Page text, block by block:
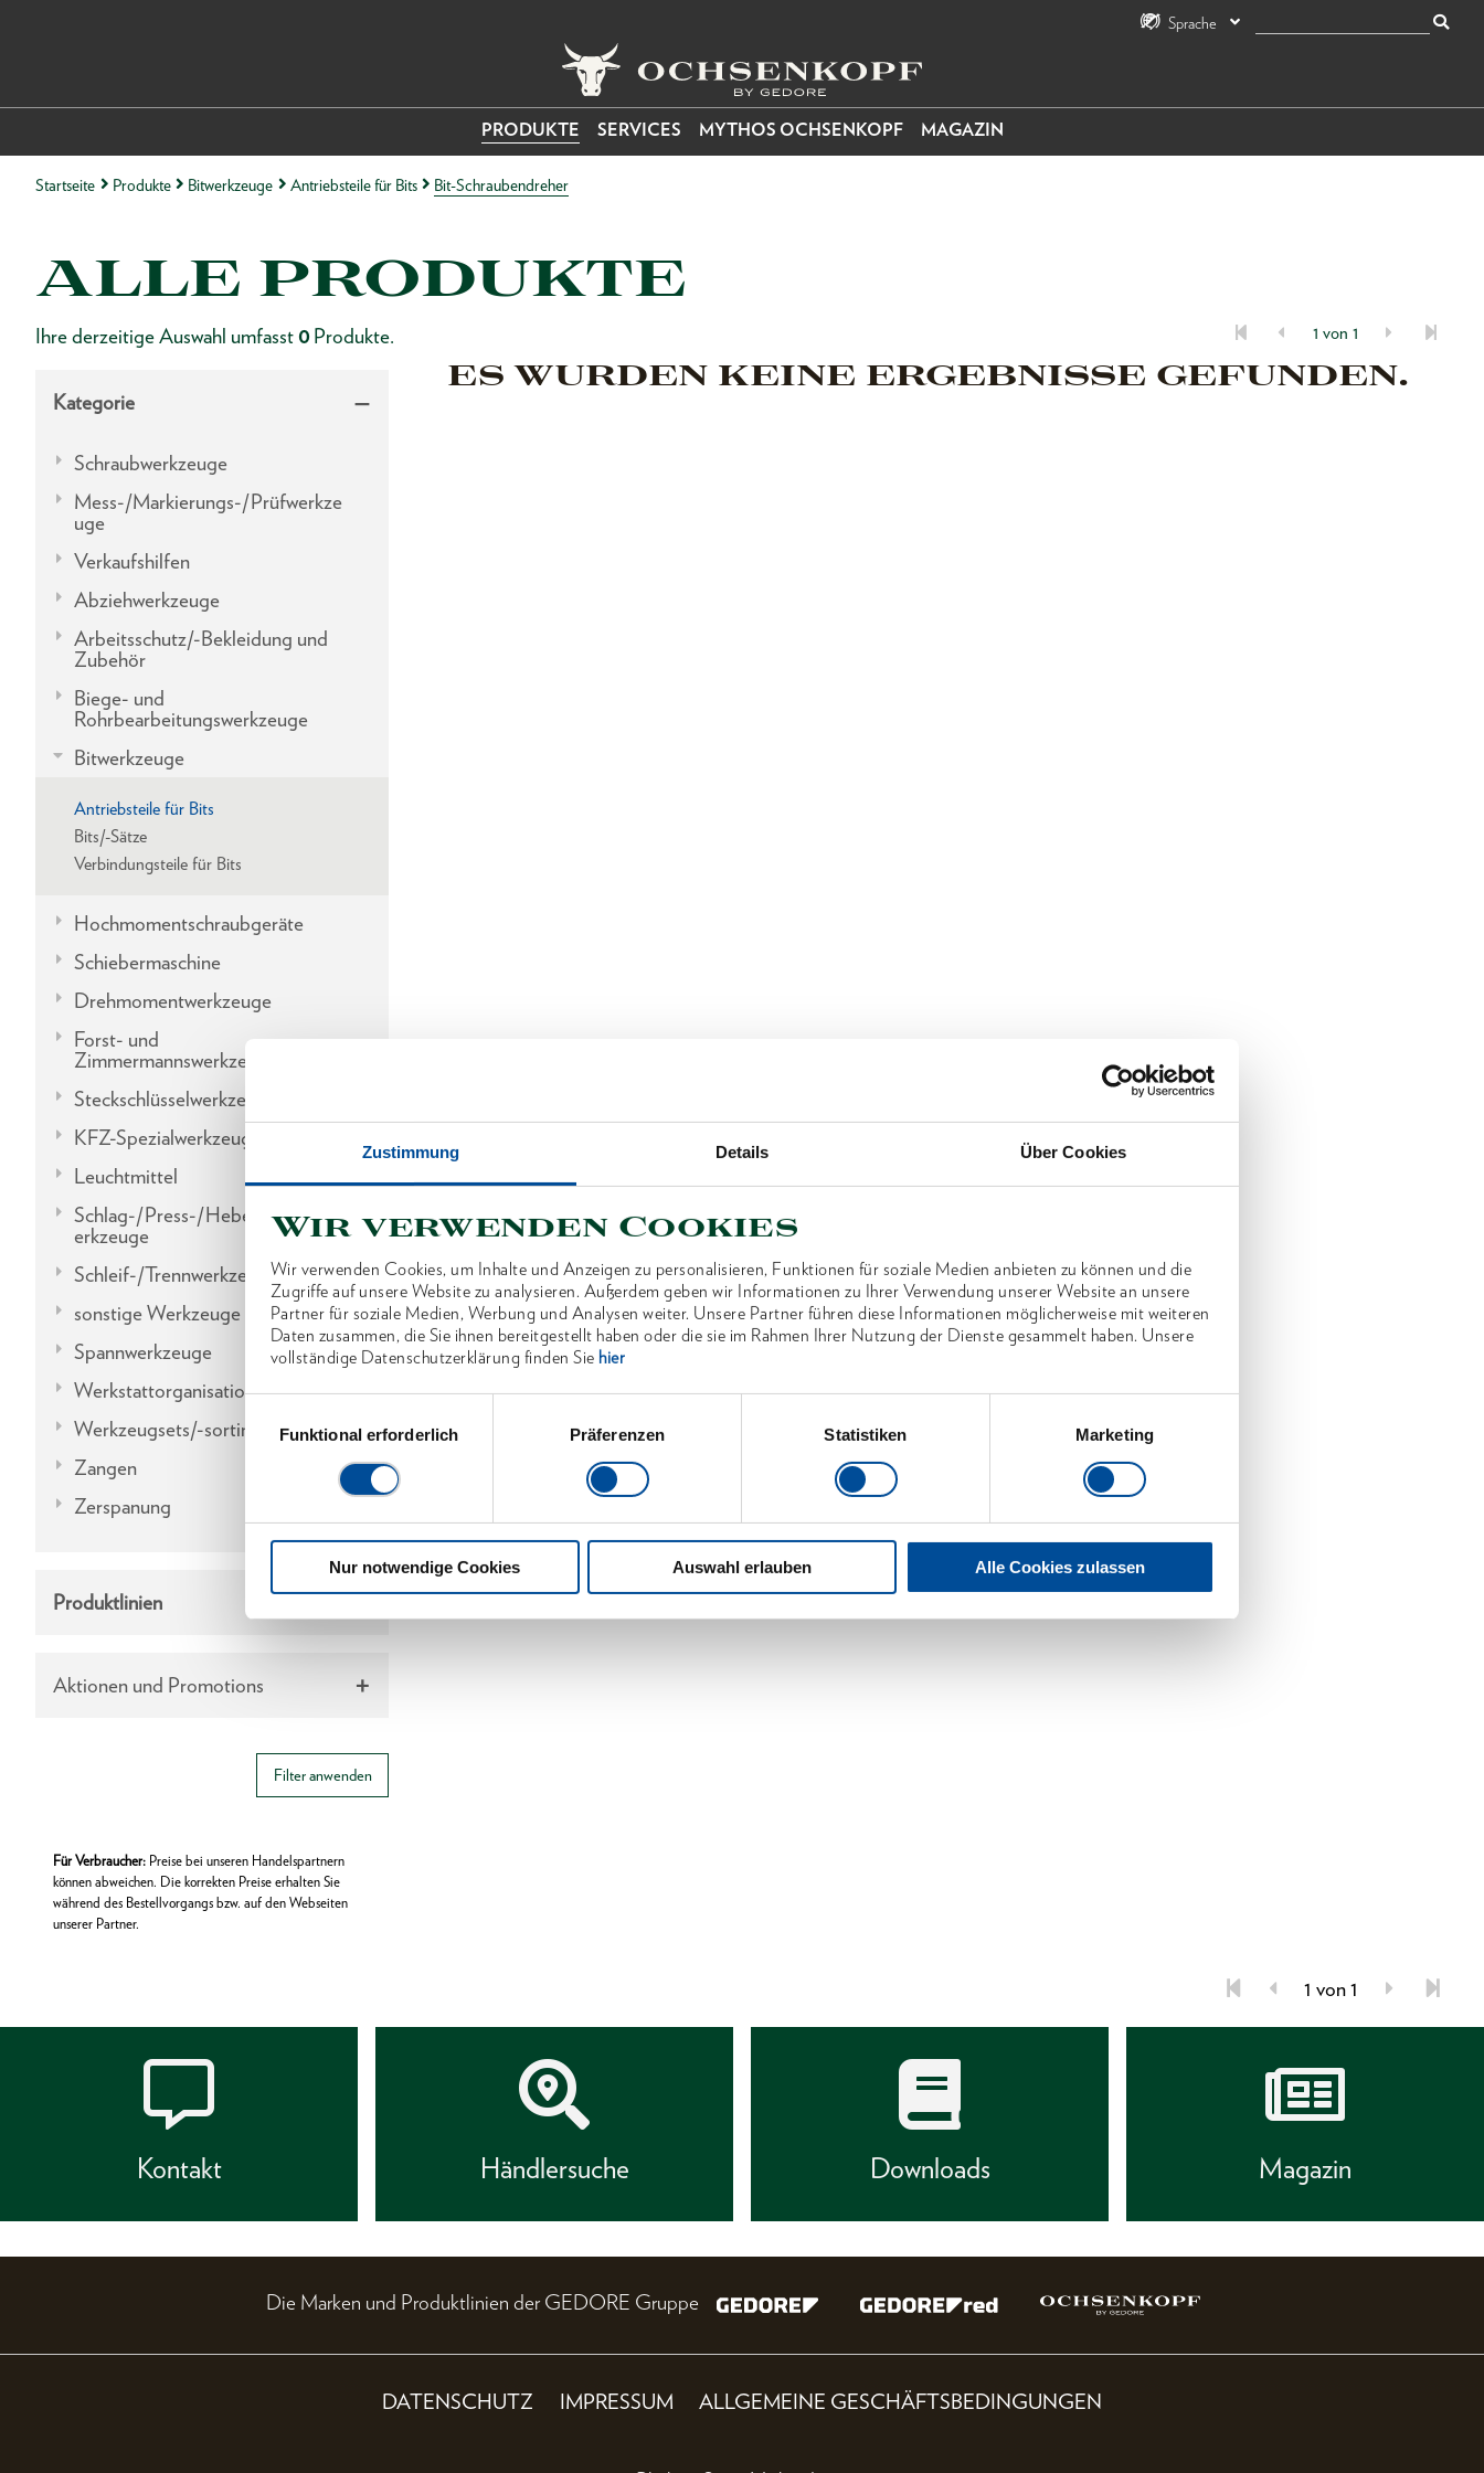
Zustimmung Details Über Cookies
Wir verwenden Cookies
Wir verwenden Cookies, um Inhalte und Anzeigen zu personalisieren, Funktionen für soziale Medien anbieten zu können und die
Zugriffe auf unsere Website zu analysieren. Außerdem geben wir Informationen zu Ihrer Verwendung unserer Website an unsere
Partner für soziale Medien, Werbung und Analysen weiter. Unsere Partner führen diese Informationen möglicherweise mit weiteren
Daten zusammen, die Sie ihnen bereitgestellt haben oder die sie im Rahmen Ihrer Nutzung der Dienste gesammelt haben. Unsere
vollständige Datenschutzerklärung finden Sie hier
Funktional erforderlich
Präferenzen Statistiken Marketing
Nur notwendige Cookies Auswahl erlauben Alle Cookies zulassen
Sprache
PRODUKTE SERVICES MYTHOS OCHSENKOPF MAGAZIN
Startseite Produkte Bitwerkzeuge Antriebsteile für Bits Bit-Schraubendreher
ALLE PRODUKTE
Ihre derzeitige Auswahl umfasst 0 Produkte. 1 von 1
Kategorie
Schraubwerkzeuge
Mess-/Markierungs-/Prüfwerkze
uge
Verkaufshilfen
Abziehwerkzeuge
Arbeitsschutz/-Bekleidung und
Zubehör
Biege- und
Rohrbearbeitungswerkzeuge
Bitwerkzeuge
Antriebsteile für Bits
Bits/-Sätze
Verbindungsteile für Bits
Hochmomentschraubgeräte
Schiebermaschine
Drehmomentwerkzeuge
Forst- und
Zimmermannswerkzeuge
Steckschlüsselwerkzeuge
KFZ-Spezialwerkzeuge
Leuchtmittel
Schlag-/Press-/Hebel-/Einbauw
erkzeuge
Schleif-/Trennwerkzeuge
sonstige Werkzeuge
Spannwerkzeuge
Werkstattorganisation
Werkzeugsets/-sortimente
Zangen
Zerspanung
Produktlinien
Aktionen und Promotions
Filter anwenden
Für Verbraucher: Preise bei unseren Handelspartnern
können abweichen. Die korrekten Preise erhalten Sie
während des Bestellvorgangs bzw. auf den Webseiten
unserer Partner.
ES WURDEN KEINE ERGEBNISSE GEFUNDEN.
1 von 1
Kontakt Händlersuche Downloads Magazin
Die Marken und Produktlinien der GEDORE Gruppe
DATENSCHUTZ IMPRESSUM ALLGEMEINE GESCHÄFTSBEDINGUNGEN